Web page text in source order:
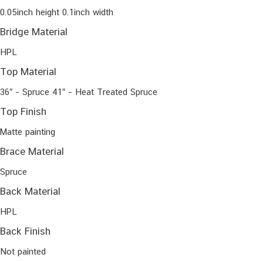
0.05inch height 0.1inch width
Bridge Material
HPL
Top Material
36″ – Spruce 41″ – Heat Treated Spruce
Top Finish
Matte painting
Brace Material
Spruce
Back Material
HPL
Back Finish
Not painted